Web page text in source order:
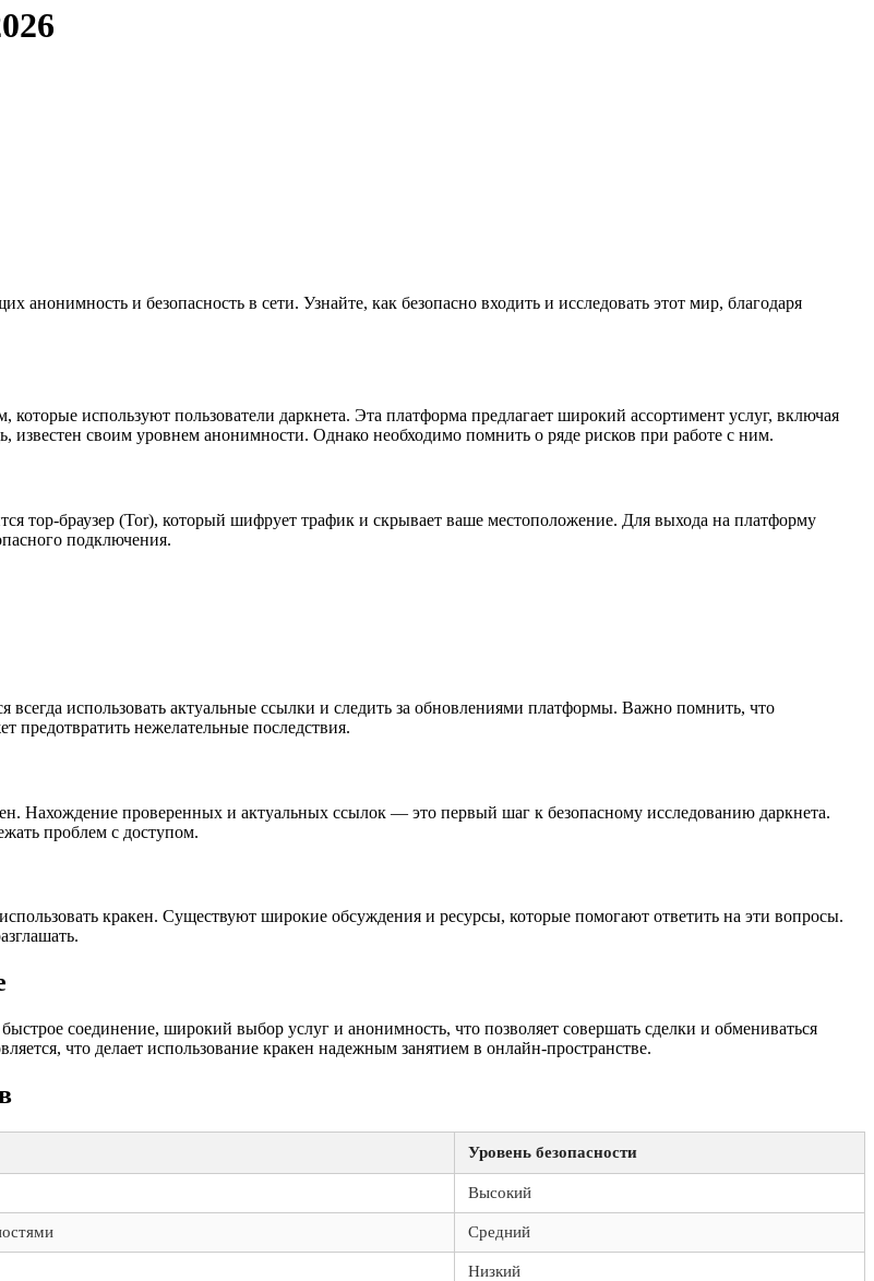
анонимность и безопасность в сети. Узнайте, как безопасно входить и исследовать этот мир, благодаря
используют пользователи даркнета. Эта платформа предлагает широкий ассортимент услуг, включая
своим уровнем анонимности. Однако необходимо помнить о ряде рисков при работе с ним.
тор-браузер (Tor), который шифрует трафик и скрывает ваше местоположение. Для выхода на платформу
подключения.
всегда использовать актуальные ссылки и следить за обновлениями платформы. Важно помнить, что
предотвратить нежелательные последствия.
Нахождение проверенных и актуальных ссылок — это первый шаг к безопасному исследованию даркнета.
проблем с доступом.
кракен. Существуют широкие обсуждения и ресурсы, которые помогают ответить на эти вопросы.
соединение, широкий выбор услуг и анонимность, что позволяет совершать сделки и обмениваться
что делает использование кракен надежным занятием в онлайн-пространстве.
Уровень безопасности
Высокий
Средний
Низкий